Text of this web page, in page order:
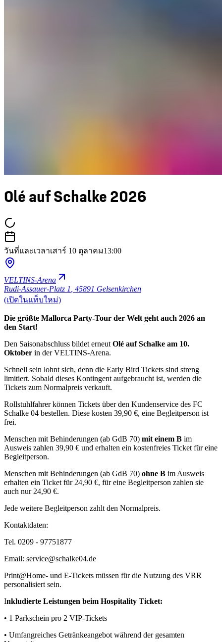
Olé auf Schalke 2026
วันที่และเวลาเสาร์ 10 ตุลาคม13:00
VELTINS-Arena
Rudi-Assauer-Platz 1 45891 Gelsenkirchen
(เปิดในแท็บใหม่)
Die größte Mallorca Party-Tour der Welt geht auch 2026 an
den Start!
Den Saisonabschluss bildet erneut Olé auf Schalke am 10.
Oktober in der VELTINS-Arena.
Schnell sein lohnt sich, denn die Early Bird Tickets sind streng
limitiert. Sobald dieses Kontingent aufgebraucht ist, werden die
Tickets zum Normalpreis verkauft.
Rollstuhlfahrer können Tickets über den Kundenservice des FC
Schalke 04 bestellen. Diese kosten 39,90 €, eine Begleitperson ist
frei.
Menschen mit Behinderungen (ab GdB 70) mit einem B im
Ausweis zahlen 39,90 € und erhalten ein kostenfreies Ticket für eine
Begleitperson.
Menschen mit Behinderungen (ab GdB 70) ohne B im Ausweis
erhalten ein Ticket für 24,90 €, für eine Begleitperson zahlen sie
auch nur 24,90 €.
Jede weitere Begleitperson zahlt den Normalpreis.
Kontaktdaten:
Tel. 0209 - 97751877
Email: service@schalke04.de
Print@Home- und E-Tickets müssen für die Nutzung des VRR
personalisiert sein.
Inkludierte Leistungen beim Hospitality Ticket:
• 1 Parkschein pro 2 VIP-Tickets
• Umfangreiches Getränkeangebot während der gesamten